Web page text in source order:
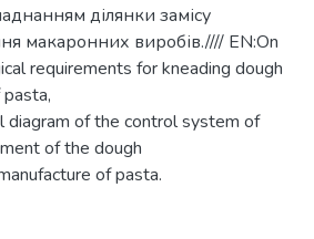
ділянки замісу
макаронних виробів.//// EN:On
requirements for kneading dough
diagram of the control system of
of the dough
of pasta.